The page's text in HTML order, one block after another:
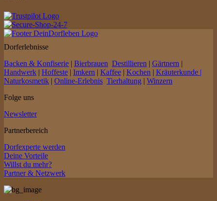
Dorferlebnisse
Backen & Konfiserie | Bierbrauen Destillieren | Gärtnern |
Handwerk | Hoffeste | Imkern | Kaffee | Kochen | Kräuterkunde |
Naturkosmetik | Online-Erlebnis Tierhaltung | Winzern
Folge uns
Newsletter
Partnerbereich
Dorfexperte werden
Deine Vorteile
Willst du mehr?
Partner & Netzwerk